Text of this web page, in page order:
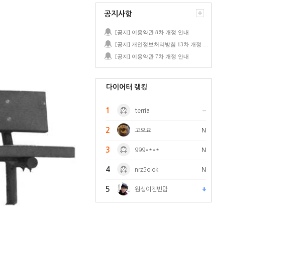
공지사항
[공지] 이용약관 8차 개정 안내
[공지] 이용약관 7차 개정 안내
다이어터 랭킹
1 terria
2 고오요 N
3 999**** N
4 nrz5oiok N
5 원싱이진빈맘